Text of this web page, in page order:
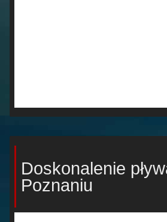
Doskonalenie
Poznaniu